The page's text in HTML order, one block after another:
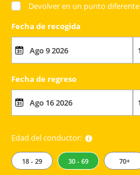
Devolver en un punto diferente
Fecha de recogida
Fecha de regreso
Edad del conductor:
18 - 29 30 - 69 70+